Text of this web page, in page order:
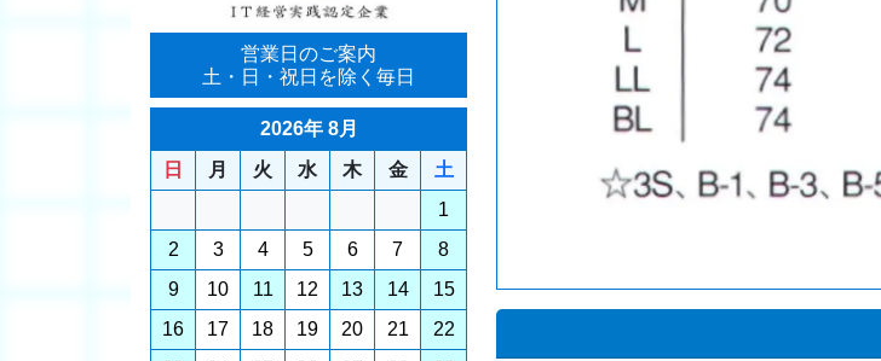
営業日のご案内
土・日・祝日を除く毎日
2026年 8月
日
月 火 水 木 金
土
1
2
3 4 5 6 7
8
9
10 11 12 13 14
15
16
17 18 19 20 21
22